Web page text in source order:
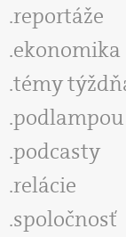
reportáže
ekonomika
témy
podlampou
podcasty
relácie
spoločnosť